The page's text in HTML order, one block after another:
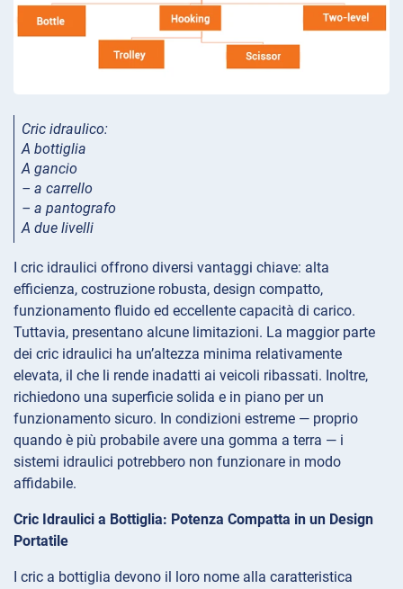
Cric idraulico:
A bottiglia
A gancio
– a carrello
– a pantografo
A due livelli
I cric idraulici offrono diversi vantaggi chiave: alta
efficienza, costruzione robusta, design compatto,
funzionamento fluido ed eccellente capacità di carico.
Tuttavia, presentano alcune limitazioni. La maggior parte
dei cric idraulici ha un’altezza minima relativamente
elevata, il che li rende inadatti ai veicoli ribassati. Inoltre,
richiedono una superficie solida e in piano per un
funzionamento sicuro. In condizioni estreme — proprio
quando è più probabile avere una gomma a terra — i
sistemi idraulici potrebbero non funzionare in modo
affidabile.
Cric Idraulici a Bottiglia: Potenza Compatta in un Design
Portatile
I cric a bottiglia devono il loro nome alla caratteristica